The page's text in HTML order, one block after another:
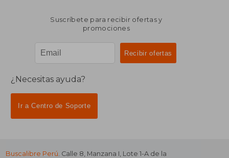
Suscríbete para recibir ofertas y
promociones
¿Necesitas ayuda?
Ir a Centro de Soporte
Buscalibre Perú . Calle 8, Manzana I, Lote 1-A de la